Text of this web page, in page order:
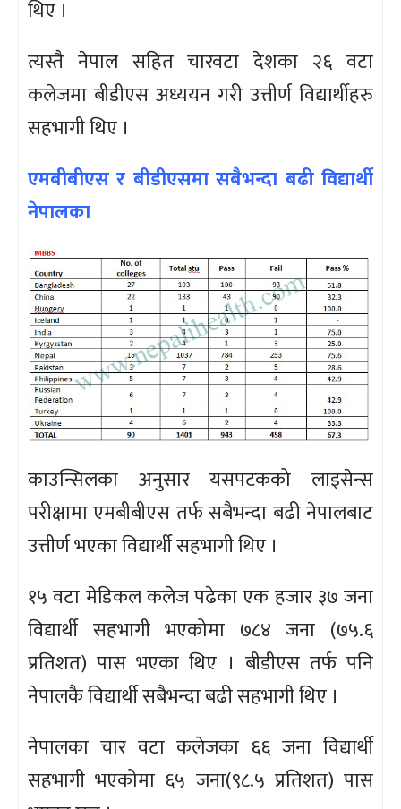
थिए ।
त्यस्तै नेपाल सहित चारवटा देशका २६ वटा
कलेजमा बीडीएस अध्ययन गरी उत्तीर्ण विद्यार्थीहरु
सहभागी थिए ।
एमबीबीएस र बीडीएसमा सबैभन्दा बढी विद्यार्थी
नेपालका
काउन्सिलका अनुसार यसपटकको लाइसेन्स
परीक्षामा एमबीबीएस तर्फ सबैभन्दा बढी नेपालबाट
उत्तीर्ण भएका विद्यार्थी सहभागी थिए ।
१५ वटा मेडिकल कलेज पढेका एक हजार ३७ जना
विद्यार्थी सहभागी भएकोमा ७८४ जना (७५.६
प्रतिशत) पास भएका थिए । बीडीएस तर्फ पनि
नेपालकै विद्यार्थी सबैभन्दा बढी सहभागी थिए ।
नेपालका चार वटा कलेजका ६६ जना विद्यार्थी
सहभागी भएकोमा ६५ जना(९८.५ प्रतिशत) पास